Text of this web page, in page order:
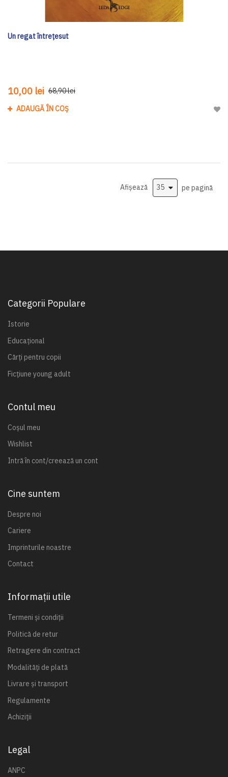
Un regat întrețesut
10,00 lei 68,90 lei
ADAUGĂ ÎN COȘ
Afișează pe pagină
Categorii Populare
Istorie
Educațional
Cărți pentru copii
Ficțiune young adult
Contul meu
Coșul meu
Wishlist
Intră în cont/creează un cont
Cine suntem
Despre noi
Cariere
Imprinturile noastre
Contact
Informații utile
Termeni și condiții
Politică de retur
Retragere din contract
Modalități de plată
Livrare și transport
Regulamente
Achiziții
Legal
ANPC